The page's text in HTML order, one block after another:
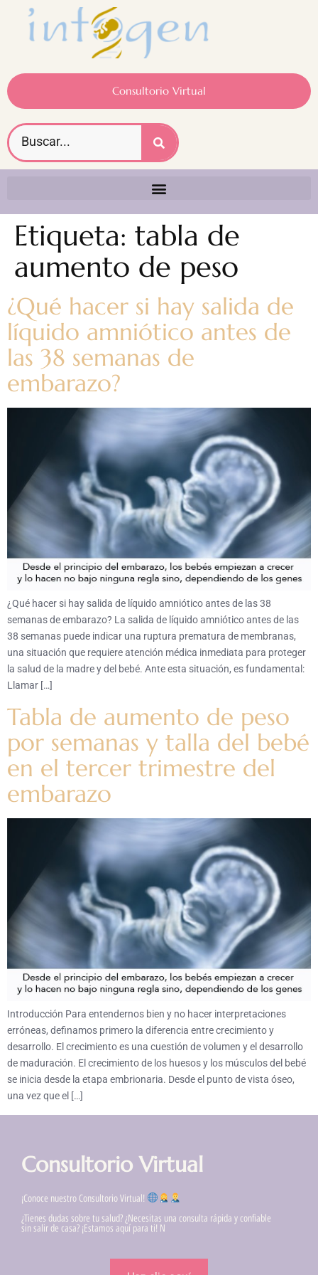
Consultorio Virtual
Etiqueta: tabla de
aumento de peso
¿Qué hacer si hay salida de
líquido amniótico antes de
las 38 semanas de
embarazo?
¿Qué hacer si hay salida de líquido amniótico antes de las 38
semanas de embarazo? La salida de líquido amniótico antes de las
38 semanas puede indicar una ruptura prematura de membranas,
una situación que requiere atención médica inmediata para proteger
la salud de la madre y del bebé. Ante esta situación, es fundamental:
Llamar […]
Tabla de aumento de peso
por semanas y talla del bebé
en el tercer trimestre del
embarazo
Introducción Para entendernos bien y no hacer interpretaciones
erróneas, definamos primero la diferencia entre crecimiento y
desarrollo. El crecimiento es una cuestión de volumen y el desarrollo
de maduración. El crecimiento de los huesos y los músculos del bebé
se inicia desde la etapa embrionaria. Desde el punto de vista óseo,
una vez que el […]
Consultorio Virtual
¡Conoce nuestro Consultorio Virtual!
¿Tienes dudas sobre tu salud? ¿Necesitas una consulta rápida y confiable
sin salir de casa? ¡Estamos aquí para ti! N